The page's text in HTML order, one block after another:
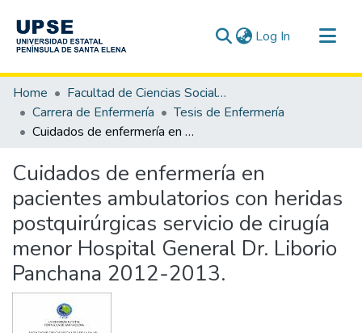
Log In (current)
Communities & Collections
All of DSpace
Statistics
Home
Facultad de Ciencias Sociales y de la Salud
Carrera de Enfermería
Tesis de Enfermería
Cuidados de enfermería en pacientes ambulatorios con heridas postquirúrgicas servicio de cirugía menor Hospital General Dr. Liborio Panchana 2012-2013.
Cuidados de enfermería en
pacientes ambulatorios con heridas
postquirúrgicas servicio de cirugía
menor Hospital General Dr. Liborio
Panchana 2012-2013.